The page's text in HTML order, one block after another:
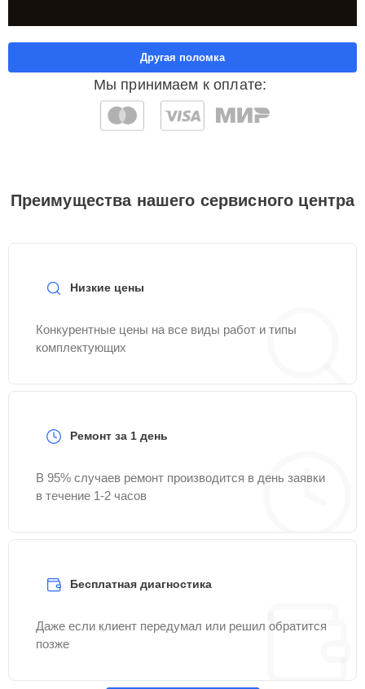
Мы принимаем к оплате:
Другая поломка
Преимущества нашего сервисного центра
Низкие цены
Конкурентные цены на все виды работ и типы
комплектующих
Ремонт за 1 день
В 95% случаев ремонт производится в день заявки
в течение 1-2 часов
Бесплатная диагностика
Даже если клиент передумал или решил обратится
позже